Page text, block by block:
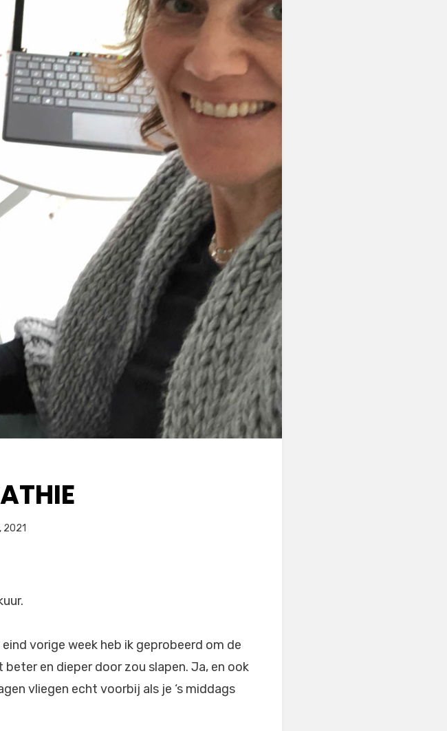
2021
vorige week heb ik geprobeerd om de
en dieper door zou slapen. Ja, en ook
vliegen echt voorbij als je ‘s middags